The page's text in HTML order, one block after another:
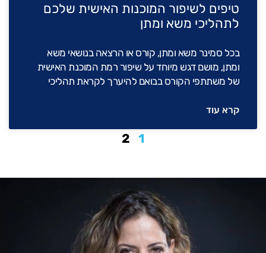
טיפים לשיפור המוכנות האישית שלכם
לתהליכי משא ומתן
בכל סמינר משא ומתן, קורס או הרצאה בנושאי משא
ומתן, מושם דגש מיוחד על שיפור רמת המוכנת האישית
של משתתפי הקורס בבואם להיערך לקראת תהליכי
קרא עוד
1
2